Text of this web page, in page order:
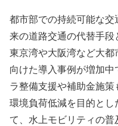
都市部での持続可能な
来の道路交通の代替手
東京湾や大阪湾など大
向けた導入事例が増加
ラ整備支援や補助金施
環境負荷低減を目的と
て、水上モビリティの普